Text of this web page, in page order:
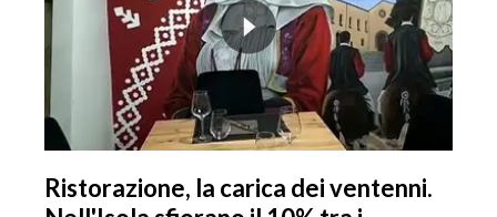
Ristorazione, la carica dei ventenni.